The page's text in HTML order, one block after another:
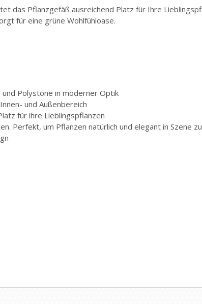
das Pflanzgefäß ausreichend Platz für Ihre
für eine grüne Wohlfühloase.
Polystone in moderner Optik
und Außenbereich
für ihre Lieblingspflanzen
Perfekt, um Pflanzen natürlich und elegant in Szene